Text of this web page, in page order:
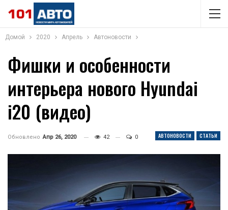
Домой 2020 Апрель Автоновости
Фишки и особенности
интерьера нового Hyundai
i20 (видео)
АВТОНОВОСТИ СТАТЬИ
Обновлено Апр 26, 2020 42 0